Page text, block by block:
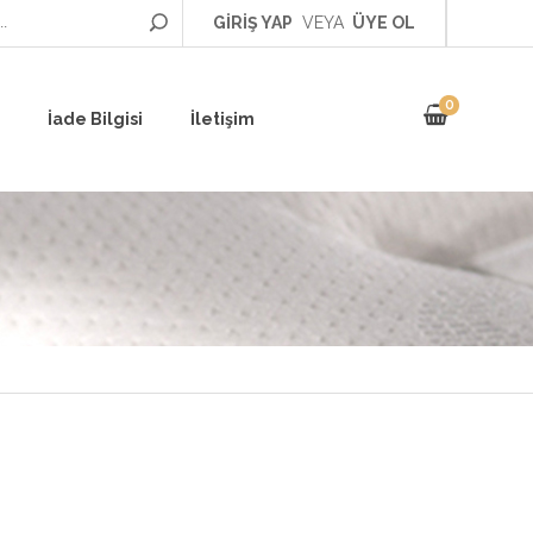
GİRİŞ YAP VEYA ÜYE OL
İade Bilgisi İletişim
0